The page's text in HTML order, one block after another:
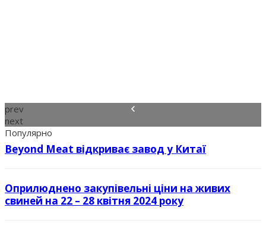
prev
next
Популярно
Beyond Meat відкриває завод у Китаї
Оприлюднено закупівельні ціни на живих
свиней на 22 – 28 квітня 2024 року